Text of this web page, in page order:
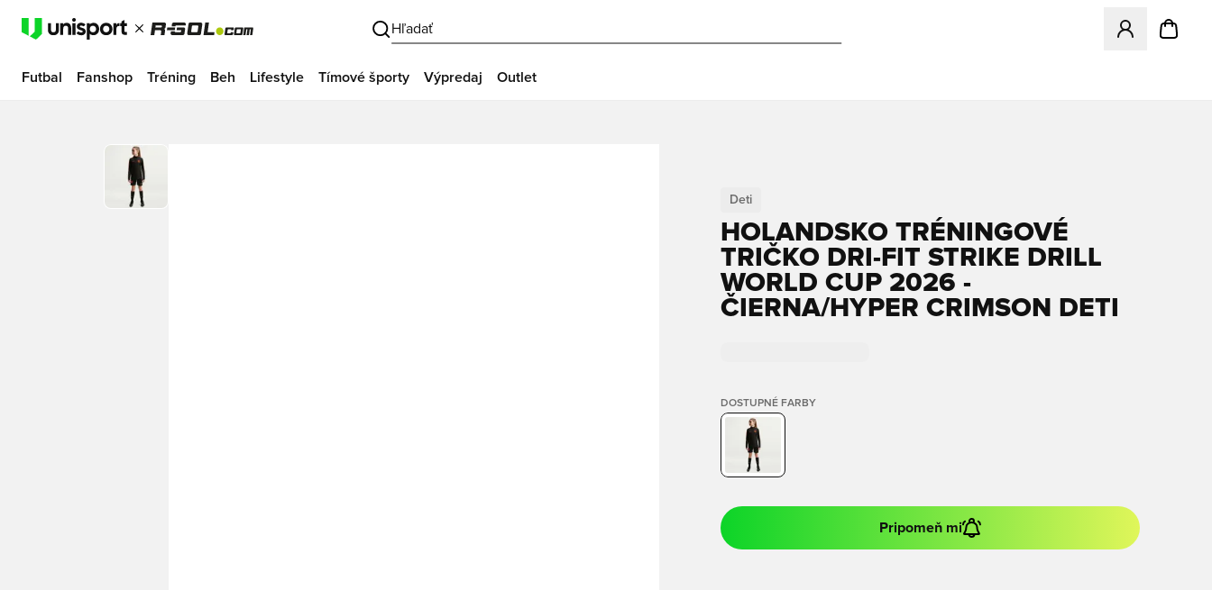
Hľadať
Otvorí modál
Futbal Fanshop Tréning Beh Lifestyle Tímové športy Výpredaj Outlet
Deti
HOLANDSKO TRÉNINGOVÉ
TRIČKO DRI-FIT STRIKE DRILL
WORLD CUP 2026 -
ČIERNA/HYPER CRIMSON DETI
DOSTUPNÉ FARBY
Pripomeň mi